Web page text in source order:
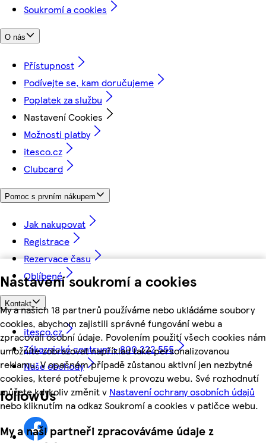
Nastavení soukromí a cookies
My a našich 18 partnerů používáme nebo ukládáme soubory
cookies, abychom zajistili správné fungování webu a
zpracovali osobní údaje. Povolením použití všech cookies nám
umožníte zobrazovat například také personalizovanou
reklamu. V opačném případě zůstanou aktivní jen nezbytné
cookies, které potřebujeme k provozu webu. Své rozhodnutí
můžete kdykoliv změnit v Nastavení ochrany osobních údajů
nebo kliknutím na odkaz Soukromí a cookies v patičce webu.
My a naši partneři zpracováváme údaje z
Soukromí a cookies
O nás
Přístupnost
Podívejte se, kam doručujeme
Poplatek za službu
Nastavení Cookies
Možnosti platby
itesco.cz
Clubcard
Pomoc s prvním nákupem
Jak nakupovat
Registrace
Rezervace času
Oblíbené
Kontakt
itesco.cz
Zákaznické centrum - 800 222 555
Naše obchody
followUs